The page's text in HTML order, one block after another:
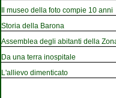
Il museo della foto compie 10 anni
Storia della Barona
Assemblea degli abitanti della
Da una terra inospitale
L'allievo dimenticato